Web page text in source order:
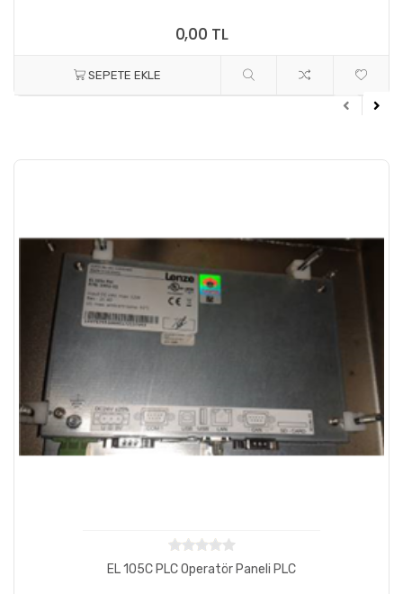
0,00 TL
SEPETE EKLE
EL 105C PLC Operatör Paneli PLC